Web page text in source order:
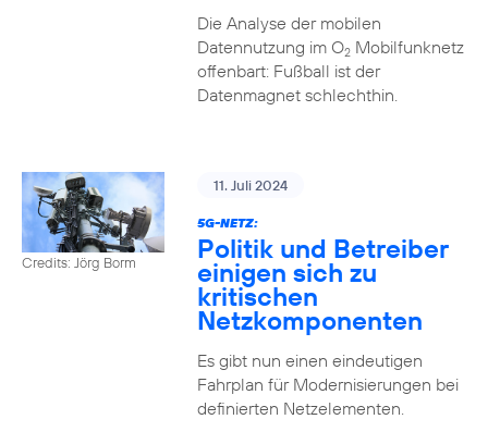
Die Analyse der mobilen
Datennutzung im O2Mobilfunknetz
offenbart: Fußball ist der
Datenmagnet schlechthin.
Credits: Jörg Borm
11. Juli 2024
5G-NETZ:
Politik und Betreiber
einigen sich zu
kritischen
Netzkomponenten
Es gibt nun einen eindeutigen
Fahrplan für Modernisierungen bei
definierten Netzelementen.